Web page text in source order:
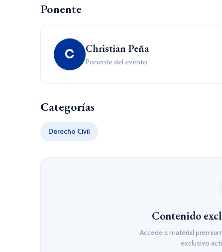
Ponente
C Christian Peña
Ponente del evento
Categorías
Derecho Civil
Contenido
Accede a material
exclusivo